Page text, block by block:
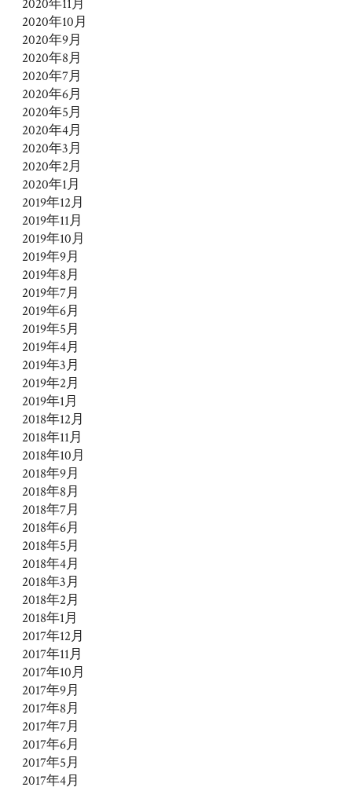
2020年11月
2020年10月
2020年9月
2020年8月
2020年7月
2020年6月
2020年5月
2020年4月
2020年3月
2020年2月
2020年1月
2019年12月
2019年11月
2019年10月
2019年9月
2019年8月
2019年7月
2019年6月
2019年5月
2019年4月
2019年3月
2019年2月
2019年1月
2018年12月
2018年11月
2018年10月
2018年9月
2018年8月
2018年7月
2018年6月
2018年5月
2018年4月
2018年3月
2018年2月
2018年1月
2017年12月
2017年11月
2017年10月
2017年9月
2017年8月
2017年7月
2017年6月
2017年5月
2017年4月